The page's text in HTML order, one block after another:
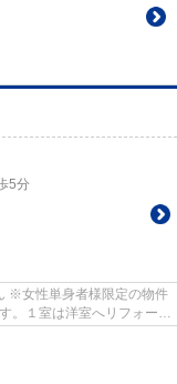
5分
。１室は洋室へリフォーム